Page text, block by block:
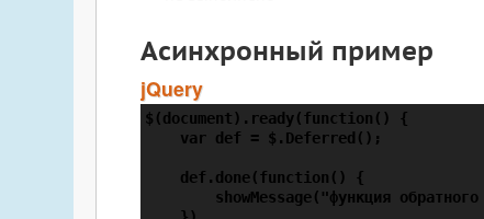
Асинхронный пример
jQuery
$(document).ready(function() {
    var def = $.Deferred();
    def.done(function() {
showMessage("функция обратного